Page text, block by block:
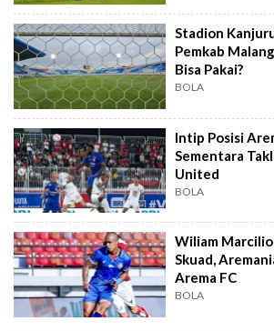
Stadion
Pemkab
Bisa Pakai?
BOLA
Intip Posisi
Sementara
United
BOLA
Wiliam
Skuad,
Arema FC
BOLA